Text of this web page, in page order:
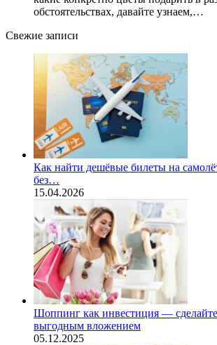
обстоятельствах, давайте узнаем,…
Свежие записи
Как найти дешёвые билеты на
без…
15.04.2026
Шоппинг как инвестиция —
выгодным вложением
05.12.2025